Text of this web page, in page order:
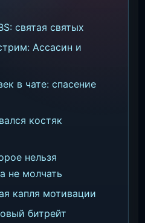
святая святых
Ассасин и
в чате: спасение
костяк
нельзя
не молчать
капля мотивации
битрейт